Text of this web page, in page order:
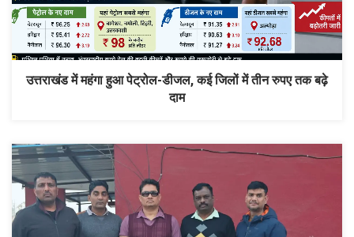
उत्तराखंड में महंगा हुआ पेट्रोल-डीजल, कई जिलों में तीन रुपए तक बढ़े
दाम